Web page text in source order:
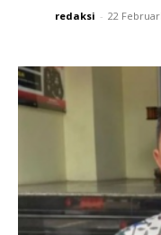
redaksi - 22